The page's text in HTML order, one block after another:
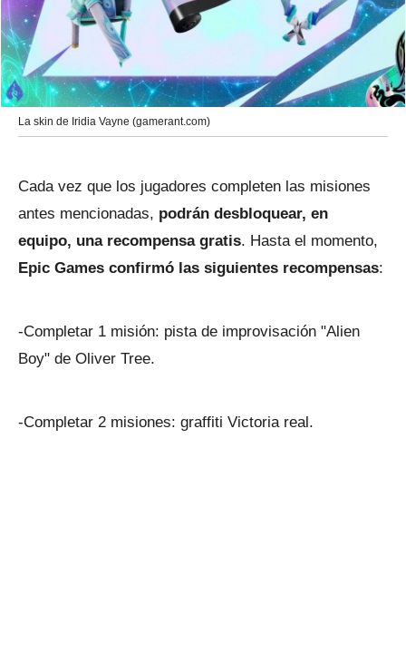
La skin de Iridia Vayne (gamerant.com)
Cada vez que los jugadores completen las misiones
antes mencionadas, podrán desbloquear, en
equipo, una recompensa gratis. Hasta el momento,
Epic Games confirmó las siguientes recompensas:
-Completar 1 misión: pista de improvisación "Alien
Boy" de Oliver Tree.
-Completar 2 misiones: graffiti Victoria real.